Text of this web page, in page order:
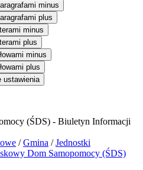
minus
plus
minus
plus
minus
plus
ustawienia
/Gmina /Jednostki
Dom Samopomocy (ŚDS)